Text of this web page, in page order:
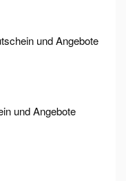
und Angebote
und Angebote